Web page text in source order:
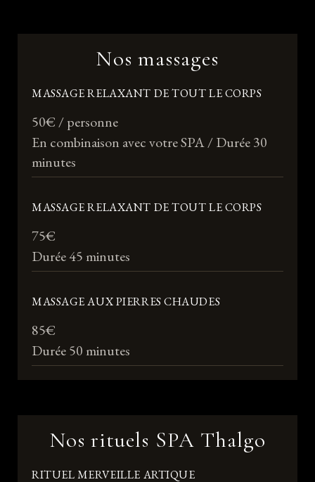
Nos massages
MASSAGE RELAXANT DE TOUT LE CORPS
50€ / personne
En combinaison avec votre SPA / Durée 30
minutes
MASSAGE RELAXANT DE TOUT LE CORPS
75€
Durée 45 minutes
MASSAGE AUX PIERRES CHAUDES
85€
Durée 50 minutes
Nos rituels SPA Thalgo
RITUEL MERVEILLE ARTIQUE